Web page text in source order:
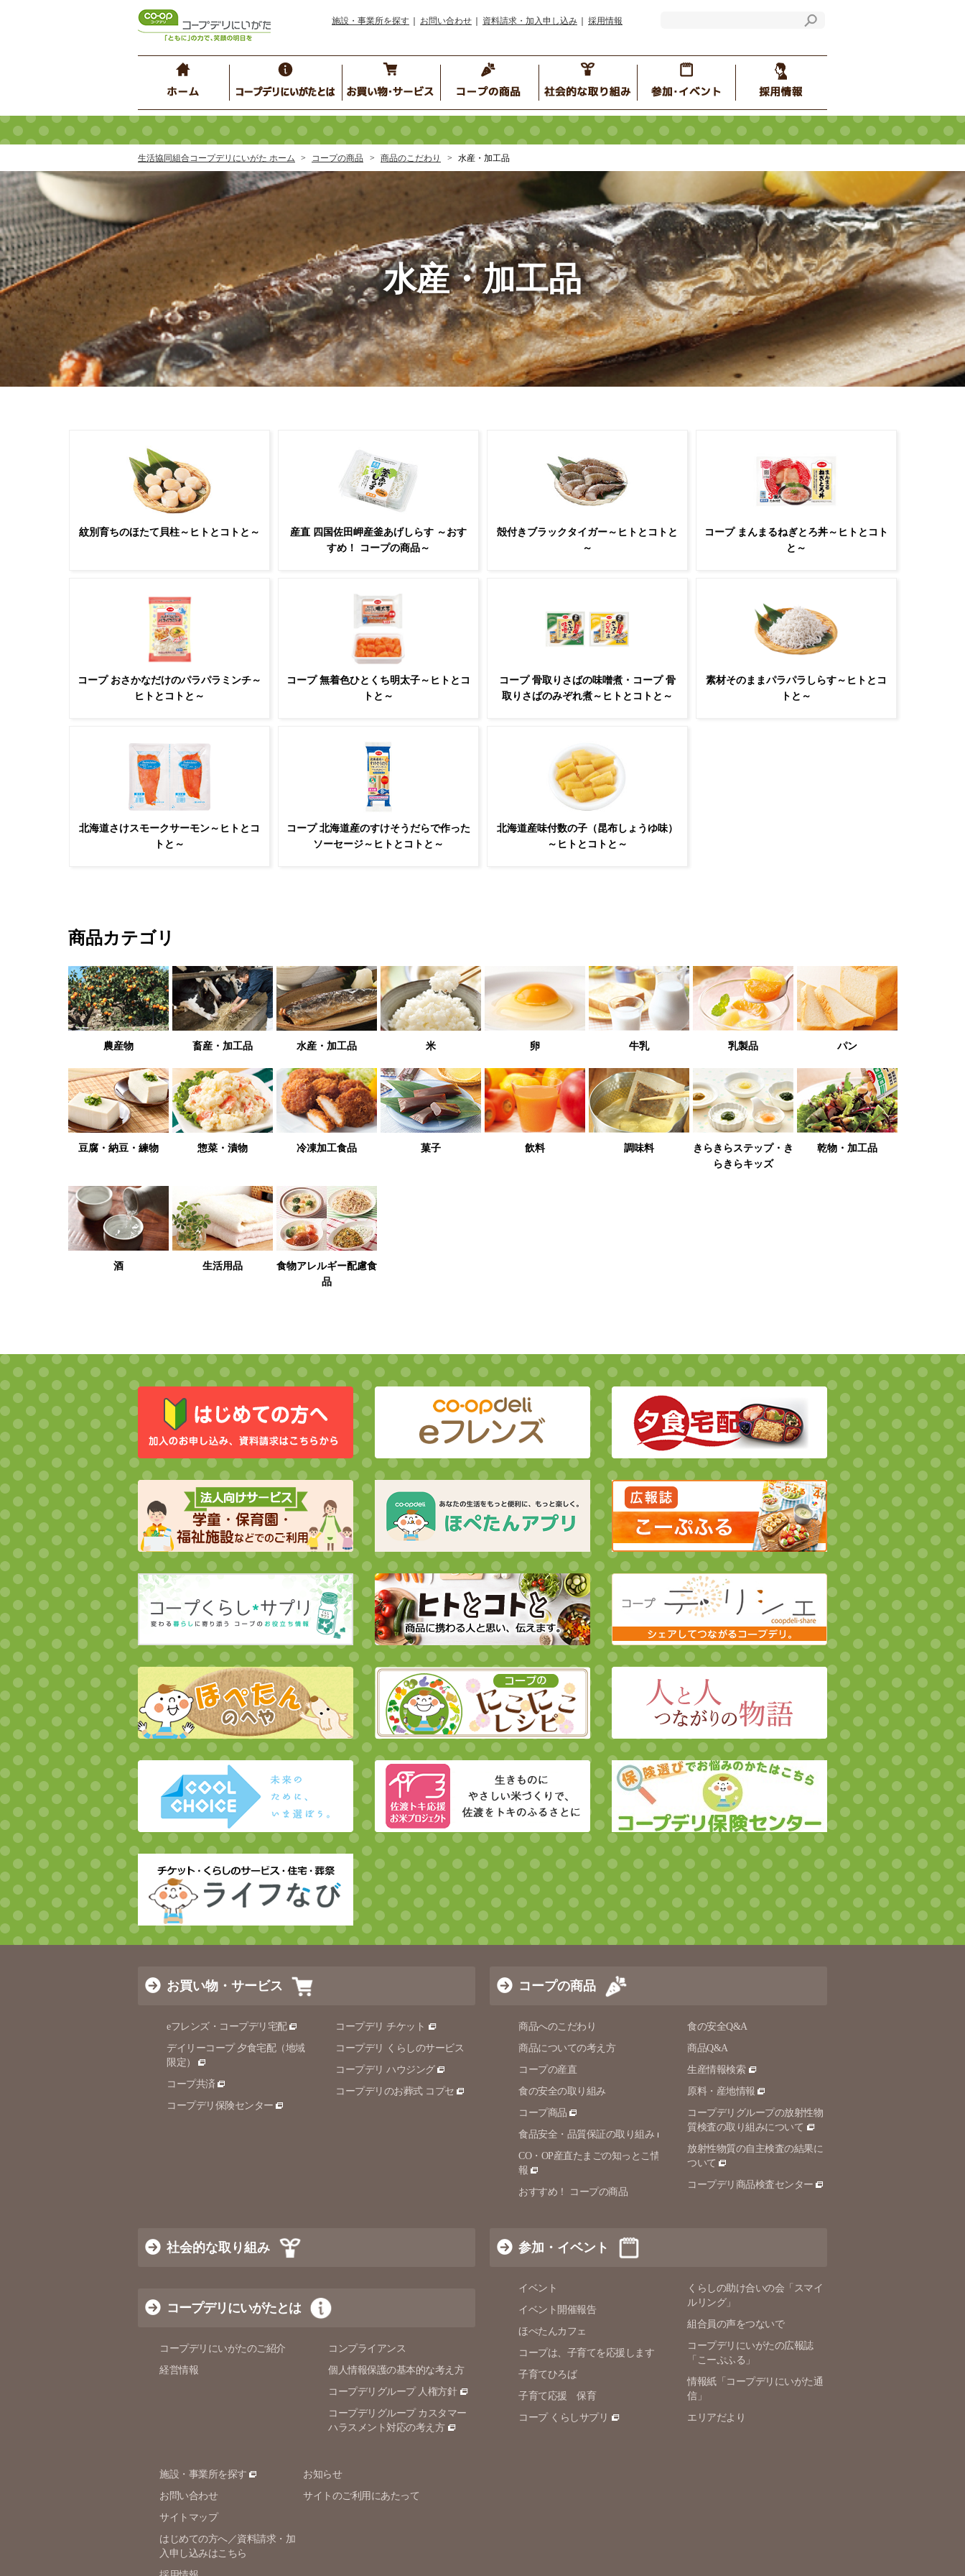
施設・事業所を探す お問い合わせ 資料請求・加入申し込み 採用情報
生活協同組合コープデリにいがた ホーム コープの商品 商品のこだわり 水産・加工品
水産・加工品
紋別育ちのほたて貝柱～ヒトとコトと～
産直 四国佐田岬産釜あげしらす ～おす
すめ！ コープの商品～
殻付きブラックタイガー～ヒトとコトと
～
コープ まんまるねぎとろ丼～ヒトとコト
と～
コープ おさかなだけのパラパラミンチ～
ヒトとコトと～
コープ 無着色ひとくち明太子～ヒトとコ
トと～
コープ 骨取りさばの味噌煮・コープ 骨
取りさばのみぞれ煮～ヒトとコトと～
素材そのままパラパラしらす～ヒトとコ
トと～
北海道さけスモークサーモン～ヒトとコ
トと～
コープ 北海道産のすけそうだらで作った
ソーセージ～ヒトとコトと～
北海道産味付数の子（昆布しょうゆ味）
～ヒトとコトと～
商品カテゴリ
農産物 畜産・加工品 水産・加工品 米 卵 牛乳 乳製品 パン
豆腐・納豆・練物 惣菜・漬物 冷凍加工食品 菓子 飲料 調味料
きらきらステップ・き
らきらキッズ
乾物・加工品
酒 生活用品
食物アレルギー配慮食
品
お買い物・サービス
eフレンズ・コープデリ宅配
デイリーコープ 夕食宅配（地域
限定）
コープ共済
コープデリ保険センター
コープデリ チケット
コープデリ くらしのサービス
コープデリ ハウジング
コープデリのお葬式 コプセ
コープの商品
商品へのこだわり
商品についての考え方
コープの産直
食の安全の取り組み
コープ商品
食品安全・品質保証の取り組み
CO・OP産直たまごの知っとこ情
報
おすすめ！ コープの商品
食の安全Q&A
商品Q&A
生産情報検索
原料・産地情報
コープデリグループの放射性物
質検査の取り組みについて
放射性物質の自主検査の結果に
ついて
コープデリ商品検査センター
社会的な取り組み
コープデリにいがたとは
コープデリにいがたのご紹介
経営情報
コンプライアンス
個人情報保護の基本的な考え方
コープデリグループ 人権方針
コープデリグループ カスタマー
ハラスメント対応の考え方
参加・イベント
イベント
イベント開催報告
ほぺたんカフェ
コープは、子育てを応援します
子育てひろば
子育て応援 保育
コープ くらしサプリ
くらしの助け合いの会「スマイ
ルリング」
組合員の声をつないで
コープデリにいがたの広報誌
「こーぷふる」
情報紙「コープデリにいがた通
信」
エリアだより
施設・事業所を探す
お問い合わせ
サイトマップ
はじめての方へ／資料請求・加
入申し込みはこちら
お知らせ
サイトのご利用にあたって